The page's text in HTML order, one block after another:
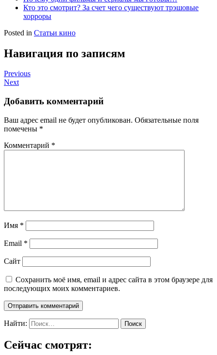
Кто это смотрит? За счет чего существуют трэшовые
хорроры
Posted in Статьи кино
Навигация по записям
Previous
Next
Добавить комментарий
Ваш адрес email не будет опубликован. Обязательные поля
помечены *
Комментарий *
Имя *
Email *
Сайт
Сохранить моё имя, email и адрес сайта в этом браузере для
последующих моих комментариев.
Найти:
Сейчас смотрят: